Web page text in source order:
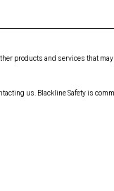
products and services that
us. Blackline Safety is